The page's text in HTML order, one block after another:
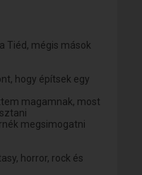
Tiéd, mégis mások
hogy építsek egy
magamnak, most
megsimogatni
horror, rock és